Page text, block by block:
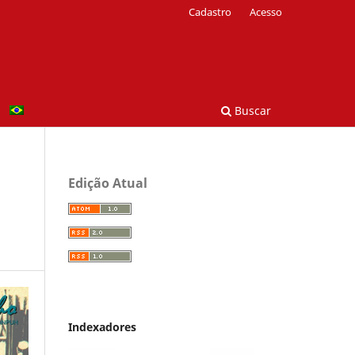
Buscar
Cadastro Acesso
Edição Atual
Indexadores